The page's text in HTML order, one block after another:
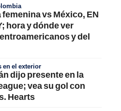
vs México, EN
hora y dónde ver
y del
en el exterior
dijo presente en la
vea su gol con
Hearts